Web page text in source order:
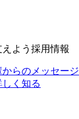
よう 採用情報
らのメッセージ
く知る